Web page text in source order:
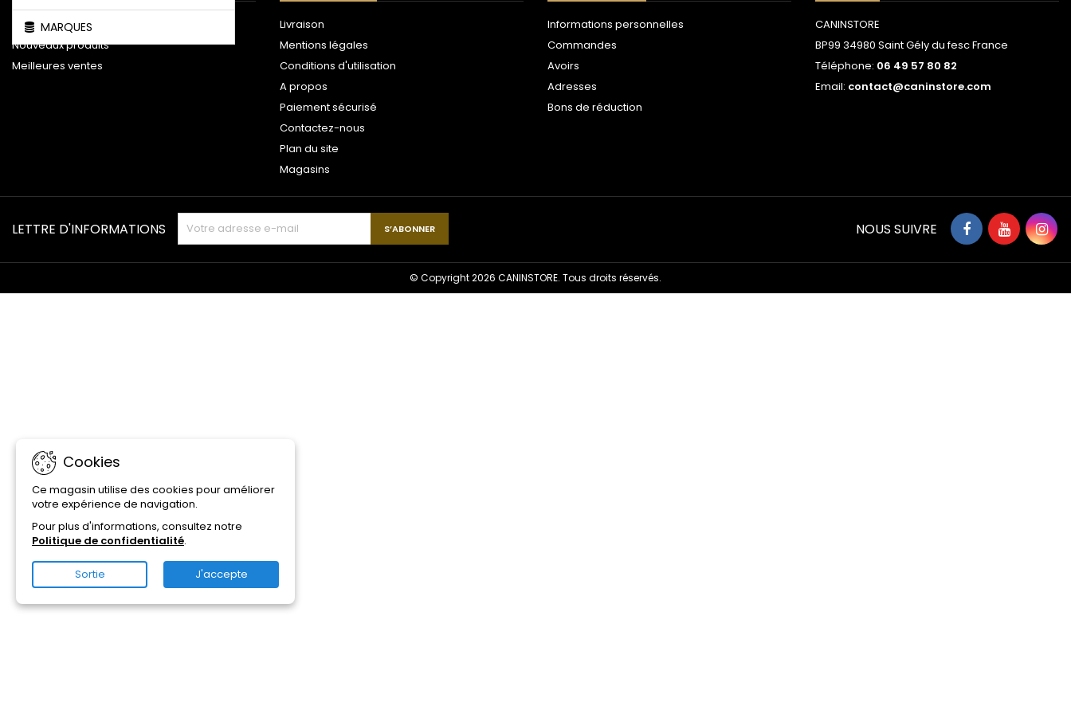
MARQUES
Promotions
Nouveaux produits
Meilleures ventes
Livraison
Mentions légales
Conditions d'utilisation
A propos
Paiement sécurisé
Contactez-nous
Plan du site
Magasins
Informations personnelles
Commandes
Avoirs
Adresses
Bons de réduction
CANINSTORE
BP99 34980 Saint Gély du fesc France
Téléphone: 06 49 57 80 82
Email: contact@caninstore.com
Cookies
Ce magasin utilise des cookies pour améliorer
votre expérience de navigation.
Pour plus d'informations, consultez notre
Politique de confidentialité.
Sortie J'accepte
LETTRE D'INFORMATIONS NOUS SUIVRE
© Copyright 2026 CANINSTORE. Tous droits réservés.